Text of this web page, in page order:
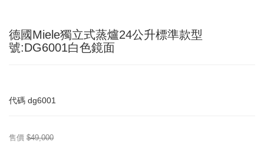
德國Miele獨立式蒸爐24公升標準款型
號:DG6001白色鏡面
代碼 dg6001
售價 $49,000